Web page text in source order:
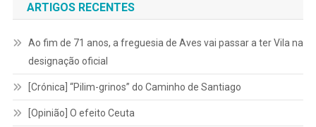
ARTIGOS RECENTES
Ao fim de 71 anos, a freguesia de Aves vai passar a ter Vila na
designação oficial
[Crónica] “Pilim-grinos” do Caminho de Santiago
[Opinião] O efeito Ceuta